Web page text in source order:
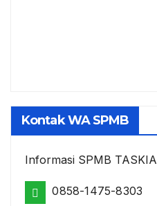
Kontak WA SPMB
Informasi SPMB TASKIA
0858-1475-8303